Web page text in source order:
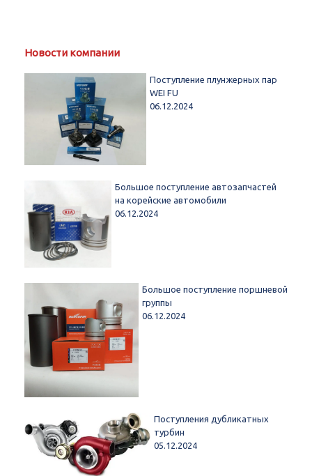
Новости компании
Поступление плунжерных пар
WEI FU
06.12.2024
Большое поступление автозапчастей
на корейские автомобили
06.12.2024
Большое поступление поршневой
группы
06.12.2024
Поступления дубликатных
турбин
05.12.2024